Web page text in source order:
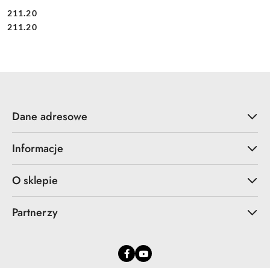
Cena:
211.20
Cena:
211.20
Dane adresowe
Informacje
O sklepie
Partnerzy